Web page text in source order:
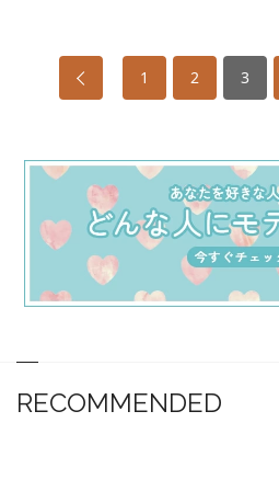
1 2 3
RECOMMENDED